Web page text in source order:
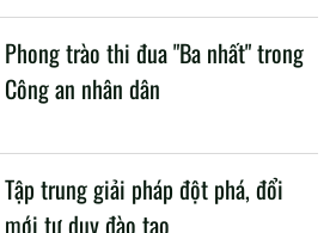
Phong trào thi đua "Ba nhất" trong
Công an nhân dân
Tập trung giải pháp đột phá, đổi
mới tư duy đào tạo